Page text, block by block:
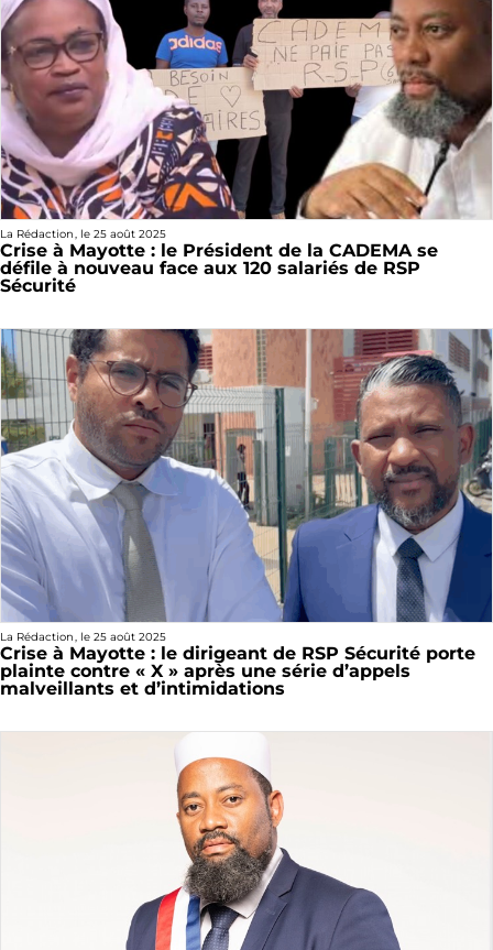
La Rédaction, le 25 août 2025
Crise à Mayotte : le Président de la CADEMA se
défile à nouveau face aux 120 salariés de RSP
Sécurité
La Rédaction, le 25 août 2025
Crise à Mayotte : le dirigeant de RSP Sécurité porte
plainte contre « X » après une série d’appels
malveillants et d’intimidations